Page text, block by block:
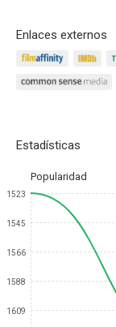
Enlaces externos
Estadísticas
Popularidad
1523
1545
1566
1588
1609